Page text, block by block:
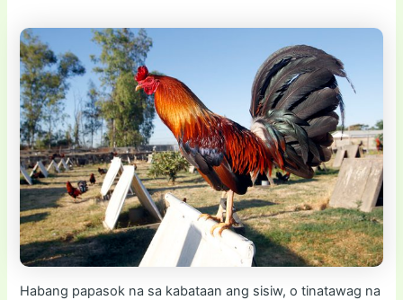
Habang papasok na sa kabataan ang sisiw, o tinatawag na